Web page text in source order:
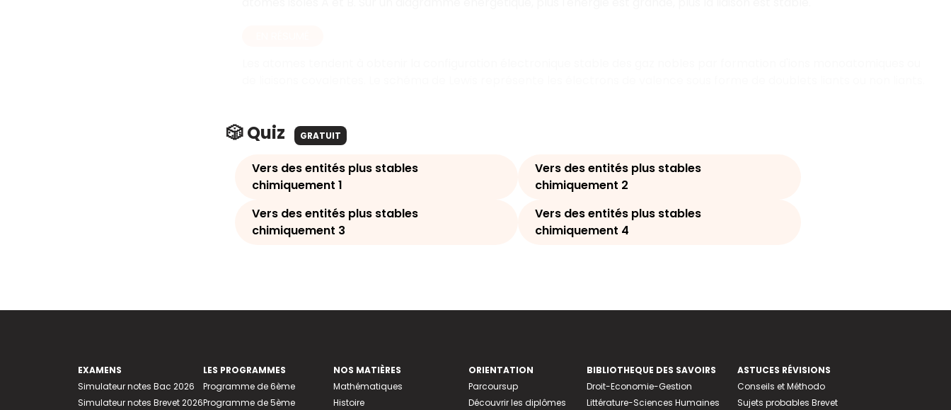
🎲 Quiz GRATUIT
Vers des entités plus stables
chimiquement 1
Vers des entités plus stables
chimiquement 2
Vers des entités plus stables
chimiquement 3
Vers des entités plus stables
chimiquement 4
EXAMENS
Simulateur notes Bac 2026
Simulateur notes Brevet 2026
LES PROGRAMMES
Programme de 6ème
Programme de 5ème
NOS MATIÈRES
Mathématiques
Histoire
ORIENTATION
Parcoursup
Découvrir les diplômes
BIBLIOTHEQUE DES SAVOIRS
Droit-Economie-Gestion
Littérature-Sciences Humaines
ASTUCES RÉVISIONS
Conseils et Méthodo
Sujets probables Brevet